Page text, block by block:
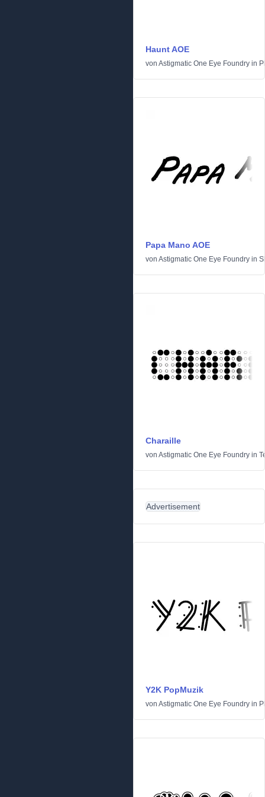
Haunt AOE
von Astigmatic One Eye Foundry in
Papa Mano AOE
von Astigmatic One Eye Foundry in
Charaille
von Astigmatic One Eye Foundry in
Advertisement
Y2K PopMuzik
von Astigmatic One Eye Foundry in